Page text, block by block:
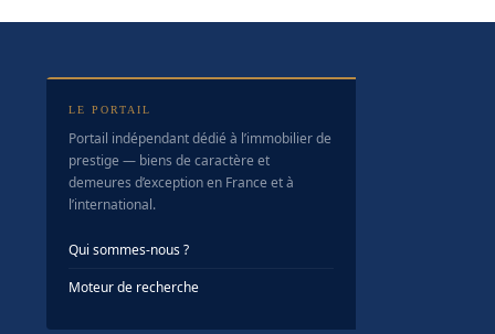
LE PORTAIL
Portail indépendant dédié à l’immobilier de
prestige — biens de caractère et
demeures d’exception en France et à
l’international.
Qui sommes-nous ?
Moteur de recherche